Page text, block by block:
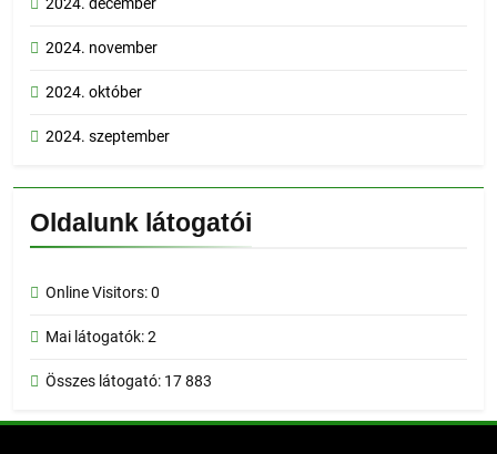
2024. december
2024. november
2024. október
2024. szeptember
Oldalunk látogatói
Online Visitors:0
Mai látogatók:2
Összes látogató: 17 883